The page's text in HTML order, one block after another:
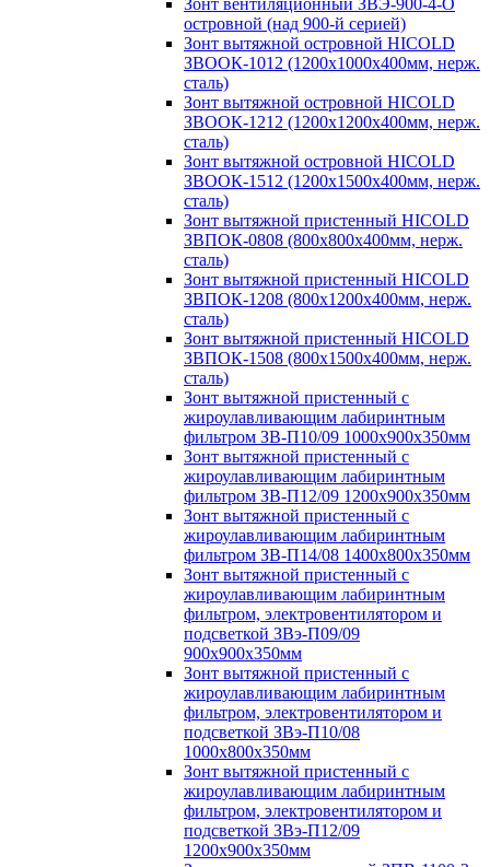
Зонт вентиляционный ЗВЭ-900-4-О
островной (над 900-й серией)
Зонт вытяжной островной HICOLD
ЗВООК-1012 (1200х1000х400мм, нерж.
сталь)
Зонт вытяжной островной HICOLD
ЗВООК-1212 (1200x1200x400мм, нерж.
сталь)
Зонт вытяжной островной HICOLD
ЗВООК-1512 (1200х1500х400мм, нерж.
сталь)
Зонт вытяжной пристенный HICOLD
ЗВПОК-0808 (800х800х400мм, нерж.
сталь)
Зонт вытяжной пристенный HICOLD
ЗВПОК-1208 (800х1200х400мм, нерж.
сталь)
Зонт вытяжной пристенный HICOLD
ЗВПОК-1508 (800х1500х400мм, нерж.
сталь)
Зонт вытяжной пристенный с
жироулавливающим лабиринтным
фильтром ЗВ-П10/09 1000х900х350мм
Зонт вытяжной пристенный с
жироулавливающим лабиринтным
фильтром ЗВ-П12/09 1200х900х350мм
Зонт вытяжной пристенный с
жироулавливающим лабиринтным
фильтром ЗВ-П14/08 1400х800х350мм
Зонт вытяжной пристенный с
жироулавливающим лабиринтным
фильтром, электровентилятором и
подсветкой ЗВэ-П09/09
900х900х350мм
Зонт вытяжной пристенный с
жироулавливающим лабиринтным
фильтром, электровентилятором и
подсветкой ЗВэ-П10/08
1000х800х350мм
Зонт вытяжной пристенный с
жироулавливающим лабиринтным
фильтром, электровентилятором и
подсветкой ЗВэ-П12/09
1200х900х350мм